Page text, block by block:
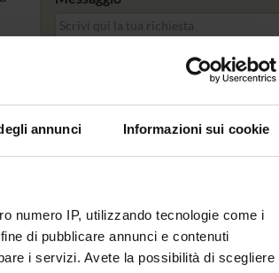
annunci Informazioni sui cookie
numero IP, utilizzando tecnologie come i
di pubblicare annunci e contenuti
i servizi. Avete la possibilità di scegliere